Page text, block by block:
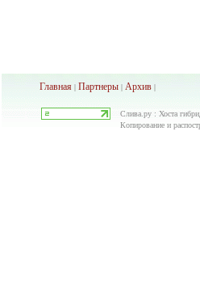
Главная| Партнеры| Архив|
Слива.ру : Хоста
Копирование и